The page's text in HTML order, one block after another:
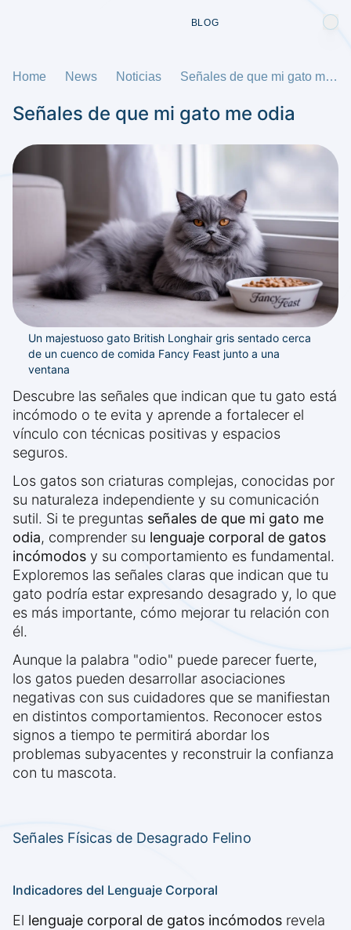
BLOG
Home News Noticias Señales de que mi gato me odia
Señales de que mi gato me odia
Un majestuoso gato British Longhair gris sentado cerca
de un cuenco de comida Fancy Feast junto a una
ventana
Descubre las señales que indican que tu gato está
incómodo o te evita y aprende a fortalecer el
vínculo con técnicas positivas y espacios
seguros.
Los gatos son criaturas complejas, conocidas por
su naturaleza independiente y su comunicación
sutil. Si te preguntas señales de que mi gato me
odia, comprender su lenguaje corporal de gatos
incómodos y su comportamiento es fundamental.
Exploremos las señales claras que indican que tu
gato podría estar expresando desagrado y, lo que
es más importante, cómo mejorar tu relación con
él.
Aunque la palabra "odio" puede parecer fuerte,
los gatos pueden desarrollar asociaciones
negativas con sus cuidadores que se manifiestan
en distintos comportamientos. Reconocer estos
signos a tiempo te permitirá abordar los
problemas subyacentes y reconstruir la confianza
con tu mascota.
Señales Físicas de Desagrado Felino
Indicadores del Lenguaje Corporal
El lenguaje corporal de gatos incómodos revela